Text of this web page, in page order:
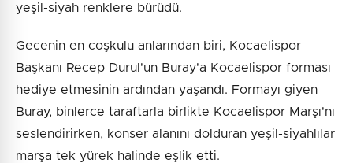
yeşil-siyah renklere bürüdü.
Gecenin en coşkulu anlarından biri, Kocaelispor
Başkanı Recep Durul'un Buray'a Kocaelispor forması
hediye etmesinin ardından yaşandı. Formayı giyen
Buray, binlerce taraftarla birlikte Kocaelispor Marşı'nı
seslendirirken, konser alanını dolduran yeşil-siyahlılar
marşa tek yürek halinde eşlik etti.